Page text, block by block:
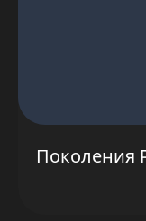
Поколения